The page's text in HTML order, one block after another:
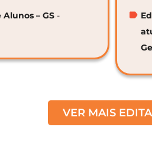
Alunos – GS -
VER MAIS